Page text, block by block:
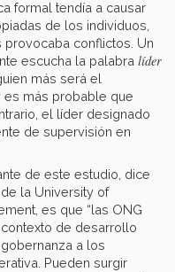
formal tendía a causar
de los individuos,
provocaba conflictos. Un
escucha la palabra líder
más será el
es más probable que
el líder designado
de supervisión en
de este estudio, dice
la University of
es que “las ONG
de desarrollo
a los
Pueden surgir